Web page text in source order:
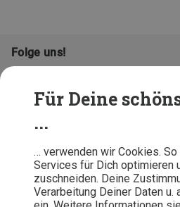
Für Deine
...
… verwenden wir Cookies.
Services für Dich optimieren
zuschneiden. Deine
Verarbeitung Deiner Daten u.
Folge uns!